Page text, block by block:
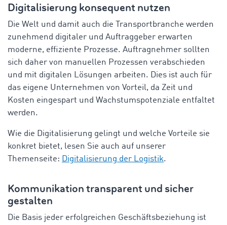
Digitalisierung konsequentnutzen
Die Welt und damit auch die Transportbranche werden
zunehmend digitaler und Auftraggeber erwarten
moderne, effiziente Prozesse. Auftragnehmer sollten
sich daher von manuellen Prozessen verabschieden
und mit digitalen Lösungen arbeiten. Dies ist auch für
das eigene Unternehmen von Vorteil, da Zeit und
Kosten eingespart und Wachstumspotenziale entfaltet
werden.
Wie die Digitalisierung gelingt und welche Vorteile sie
konkret bietet, lesen Sie auch auf unserer
Themenseite: Digitalisierung der Logistik.
Kommunikationtransparentund sicher
gestalten
Die Basis jeder erfolgreichen Geschäftsbeziehung ist